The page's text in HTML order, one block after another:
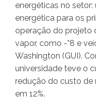
energéticas no
energética para os
operação do projeto
vapor, como -*8 e
Washington (GUI).
universidade teve o
redução do custo de
em 12%.